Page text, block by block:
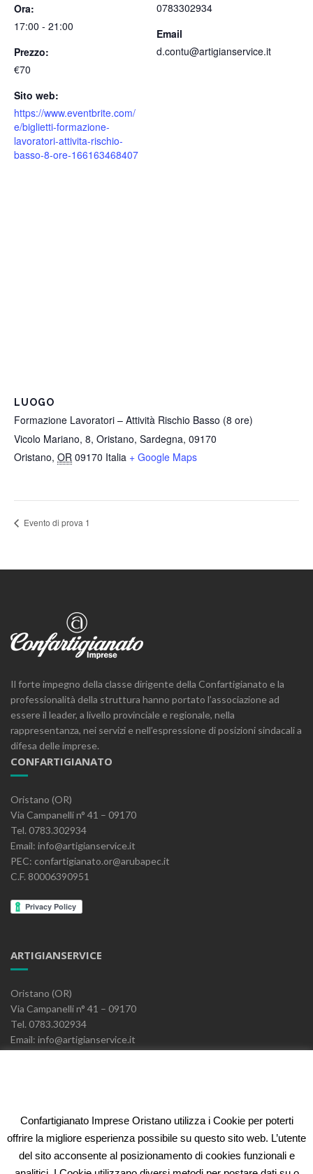
Ora:
17:00 - 21:00
Prezzo:
€70
Sito web:
https://www.eventbrite.com/
e/biglietti-formazione-
lavoratori-attivita-rischio-
basso-8-ore-166163468407
0783302934
Email
d.contu@artigianservice.it
LUOGO
Formazione Lavoratori – Attività Rischio Basso (8 ore)
Vicolo Mariano, 8, Oristano, Sardegna, 09170
Oristano, OR 09170 Italia + Google Maps
Evento di prova 1
Il forte impegno della classe dirigente della Confartigianato e la
professionalità della struttura hanno portato l’associazione ad
essere il leader, a livello provinciale e regionale, nella
rappresentanza, nei servizi e nell’espressione di posizioni sindacali a
difesa delle imprese.
CONFARTIGIANATO
Oristano (OR)
Via Campanelli n° 41 – 09170
Tel. 0783.302934
Email: info@artigianservice.it
PEC: confartigianato.or@arubapec.it
C.F. 80006390951
ARTIGIANSERVICE
Oristano (OR)
Via Campanelli n° 41 – 09170
Tel. 0783.302934
Email: info@artigianservice.it
ELEONORA FIDI
Oristano (OR)
Confartigianato Imprese Oristano utilizza i Cookie per poterti
offrire la migliore esperienza possibile su questo sito web. L’utente
del sito acconsente al posizionamento di cookies funzionali e